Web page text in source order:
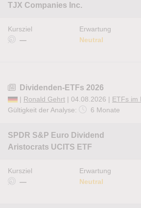
TJX Companies Inc.
Kursziel
—
Erwartung
Neutral
Dividenden-ETFs 2026
| Ronald Gehrt | 04.08.2026 | ETFs im
Gültigkeit der Analyse:
6 Monate
SPDR S&P Euro Dividend
Aristocrats UCITS ETF
Kursziel
—
Erwartung
Neutral